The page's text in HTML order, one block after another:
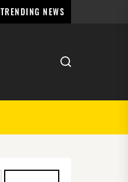
TRENDING NEWS